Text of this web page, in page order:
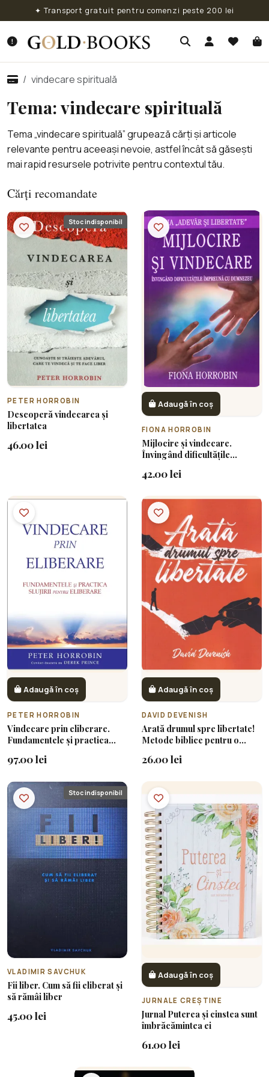
✦ Transport gratuit pentru comenzi peste 200 lei
vindecare spirituală
Tema: vindecare spirituală
Tema „vindecare spirituală” grupează cărți și articole
relevante pentru aceeași nevoie, astfel încât să găsești
mai rapid resursele potrivite pentru contextul tău.
Cărți recomandate
Stoc indisponibil
PETER HORROBIN
Descoperă vindecarea și
libertatea
46.00 lei
Adaugă în coș
FIONA HORROBIN
Mijlocire și vindecare.
Învingând dificultățile
'Adevăr și libertate'
42.00 lei
Adaugă în coș
PETER HORROBIN
Vindecare prin eliberare.
Fundamentele și practica
97.00 lei
Adaugă în coș
DAVID DEVENISH
Arată drumul spre libertate!
Metode biblice pentru o
26.00 lei
Stoc indisponibil
VLADIMIR SAVCHUK
Fii liber. Cum să fii eliberat și
să rămâi liber
45.00 lei
Adaugă în coș
JURNALE CREȘTINE
Jurnal Puterea și cinstea sunt
îmbrăcămintea ei
61.00 lei